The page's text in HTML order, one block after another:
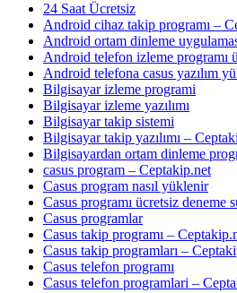
24 Saat Ücretsiz
Android cihaz takip programı –
Android ortam dinleme
Android telefon izleme programı
Android telefona casus yazılım
Bilgisayar izleme programi
Bilgisayar izleme yazılımı
Bilgisayar takip sistemi
Bilgisayar takip yazılımı –
Bilgisayardan ortam dinleme
casus program – Ceptakip.net
Casus program nasıl yüklenir
Casus programı ücretsiz deneme
Casus programlar
Casus takip programı –
Casus takip programları –
Casus telefon programı
Casus telefon programlari –